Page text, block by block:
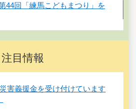
44回「練馬こどもまつり」を
注目情報
害義援金を受け付けています